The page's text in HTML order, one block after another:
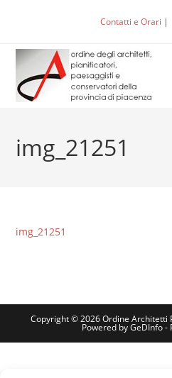
Contatti e Orari |
img_21251
img_21251
Copyright © 2026 Ordine Architetti
Powered byGeDInfo-